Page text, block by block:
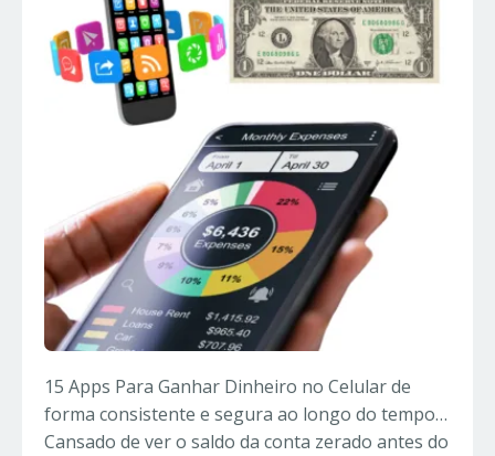
15 Apps Para Ganhar Dinheiro no Celular de
forma consistente e segura ao longo do tempo…
Cansado de ver o saldo da conta zerado antes do